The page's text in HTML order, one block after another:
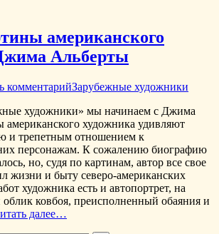
американского
Альберты
комментарийЗарубежные художники
художники» мы начинаем с Джима
художника удивляют
и трепетным отношением к
персонажам. К сожалению биографию
но, судя по картинам, автор все свое
жизни и быту северо-американских
художника есть и автопортрет, на
облик ковбоя, преисполненный обаяния и
далее…